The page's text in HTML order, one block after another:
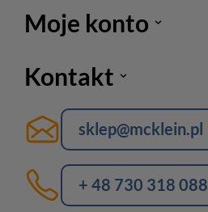
Moje konto
Kontakt
sklep@mcklein.pl
+ 48 730 318 088